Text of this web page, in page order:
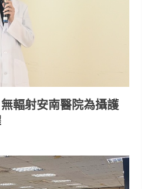
輻射安南醫院為攝護